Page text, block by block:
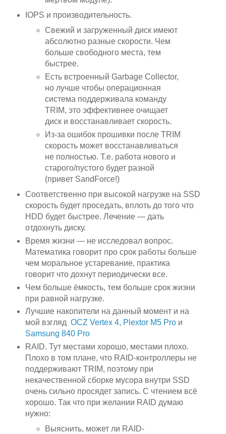
IOPS и производительность.
Свежий и загруженный диск имеют
абсолютно разные скорости. Чем
больше свободного места, тем
быстрее.
Есть встроенный Garbage Collector,
но лучше чтобы операционная
система поддерживала команду
TRIM, это эффективнее очищает
диск и восстанавливает скорость.
Из-за ошибок прошивки после TRIM
скорость может восстанавливаться
не полностью. Т.е. работа нового и
старого/пустого будет разной
(привет SandForce!)
Соответственно при высокой нагрузке на SSD
скорость будет проседать, вплоть до того что
HDD будет быстрее. Лечение — дать
отдохнуть диску.
Время жизни — не исследовал вопрос.
Математика говорит про срок работы больше
чем моральное устаревание, практика
говорит что дохнут периодически все.
Чем больше ёмкость, тем больше срок жизни
при равной нагрузке.
Лучшие накопители на данный момент и на
мой взгляд OCZ Vertex 4, Plextor M5 Proи
Samsung 840 Pro
RAID. Тут местами хорошо, местами плохо.
Плохо в том плане, что RAID-контроллеры не
поддерживают TRIM, поэтому при
некачественной сборке мусора внутри SSD
очень сильно просядет запись. С чтением всё
хорошо. Так что при желании RAID думаю
нужно:
Выяснить, может ли RAID-